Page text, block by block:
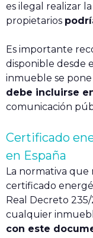
es ilegal realizar
propietarios
Es importante
disponible desde
inmueble se
debe incluirse
comunicación
Certificado
en España
La normativa que
certificado
Real Decreto
cualquier
con este